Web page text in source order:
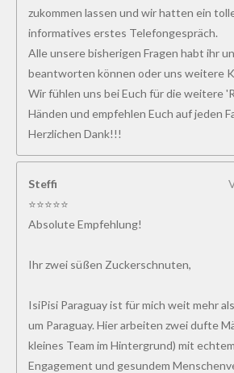
zukommen lassen und wir hatten ein
informatives erstes Telefongespräch.
Alle unsere bisherigen Fragen habt ihr
beantworten können oder uns weitere
Wir fühlen uns bei Euch für die weitere
Händen und empfehlen Euch auf jeden
Herzlichen Dank!!!
Steffi
⭐⭐⭐⭐⭐
Absolute Empfehlung!
Ihr zwei süßen Zuckerschnuten,
IsiPisi Paraguay ist für mich weit mehr
um Paraguay. Hier arbeiten zwei dufte
kleines Team im Hintergrund) mit
Engagement und gesundem